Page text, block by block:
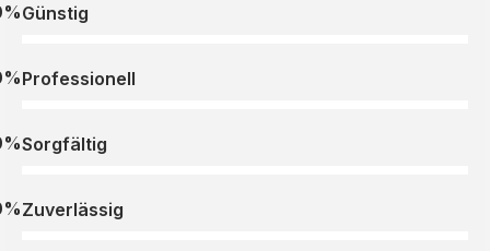
Günstig
Professionell
Sorgfältig
Zuverlässig